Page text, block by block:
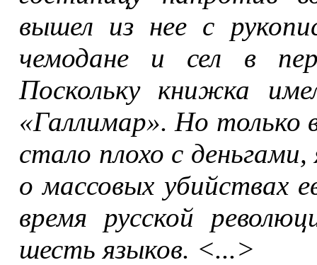
вышел из нее с
чемодане и сел в
Поскольку книжка
«Галлимар». Но только
стало плохо с
о массовых убийствах
время русской
шесть языков. <...>